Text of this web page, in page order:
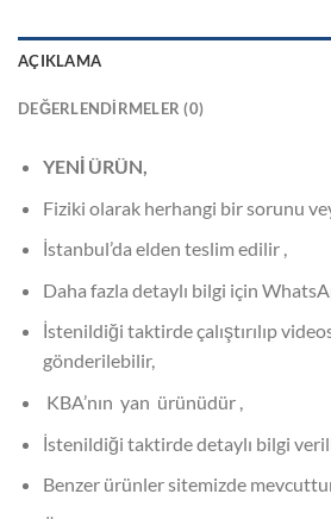
AÇIKLAMA
DEĞERLENDIRMELER (0)
YENİ ÜRÜN,
Fiziki olarak herhangi bir sorunu
İstanbul’da elden teslim edilir ,
Daha fazla detaylı bilgi için
İstenildiği taktirde çalıştırılıp
gönderilebilir,
KBA’nın yan ürünüdür ,
İstenildiği taktirde detaylı bilgi
Benzer ürünler sitemizde